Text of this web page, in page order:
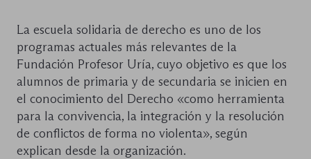
La escuela solidaria de derecho es uno de los
programas actuales más relevantes de la
Fundación Profesor Uría, cuyo objetivo es que los
alumnos de primaria y de secundaria se inicien en
el conocimiento del Derecho «como herramienta
para la convivencia, la integración y la resolución
de conflictos de forma no violenta», según
explican desde la organización.